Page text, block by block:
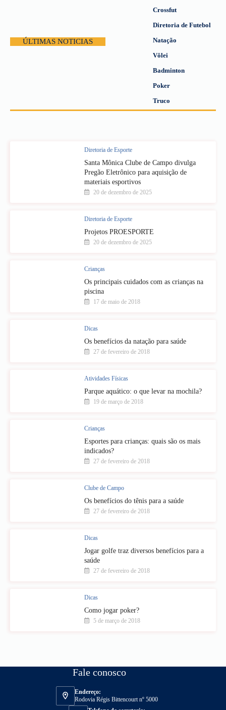
ÚLTIMAS NOTICIAS
Crossfut
Diretoria de Futebol
Natação
Vôlei
Badminton
Poker
Truco
Diretoria de Esporte
Santa Mônica Clube de Campo divulga
Pregão Eletrônico para aquisição de
materiais esportivos
20 de dezembro de 2025
Diretoria de Esporte
Projetos PROESPORTE
20 de dezembro de 2025
Crianças
Os principais cuidados com as crianças na
piscina
17 de maio de 2018
Dicas
Os benefícios da natação para saúde
27 de fevereiro de 2018
Atividades Físicas
Parque aquático: o que levar na mochila?
19 de março de 2018
Crianças
Esportes para crianças: quais são os mais
indicados?
27 de fevereiro de 2018
Clube de Campo
Os benefícios do tênis para a saúde
27 de fevereiro de 2018
Dicas
Jogar golfe traz diversos benefícios para a
saúde
27 de fevereiro de 2018
Dicas
Como jogar poker?
5 de março de 2018
Fale conosco
Endereço:
Rodovia Régis Bittencourt nº 5000